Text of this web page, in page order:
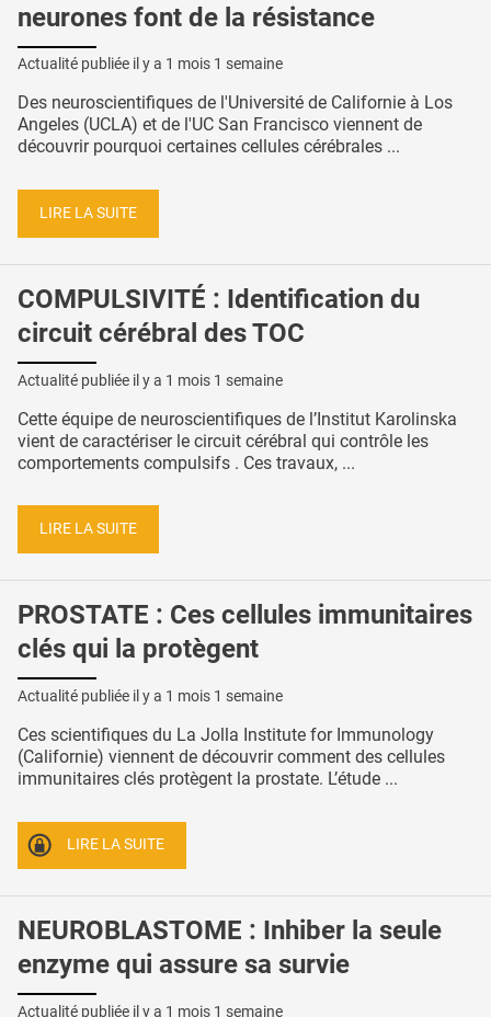
neurones font de la résistance
Actualité publiée il y a 1 mois 1 semaine
Des neuroscientifiques de l'Université de Californie à Los
Angeles (UCLA) et de l'UC San Francisco viennent de
découvrir pourquoi certaines cellules cérébrales ...
LIRE LA SUITE
COMPULSIVITÉ : Identification du
circuit cérébral des TOC
Actualité publiée il y a 1 mois 1 semaine
Cette équipe de neuroscientifiques de l’Institut Karolinska
vient de caractériser le circuit cérébral qui contrôle les
comportements compulsifs . Ces travaux, ...
LIRE LA SUITE
PROSTATE : Ces cellules immunitaires
clés qui la protègent
Actualité publiée il y a 1 mois 1 semaine
Ces scientifiques du La Jolla Institute for Immunology
(Californie) viennent de découvrir comment des cellules
immunitaires clés protègent la prostate. L’étude ...
LIRE LA SUITE
NEUROBLASTOME : Inhiber la seule
enzyme qui assure sa survie
Actualité publiée il y a 1 mois 1 semaine